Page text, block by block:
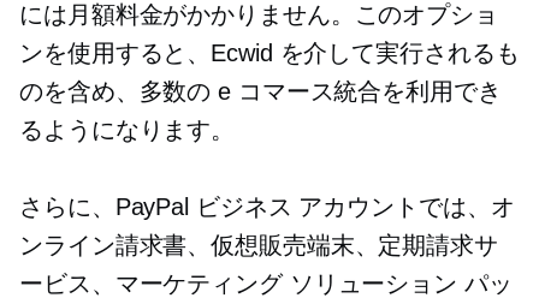
には月額料金がかかりません。このオプショ
ンを使用すると、Ecwid を介して実行されるも
のを含め、多数の e コマース統合を利用でき
るようになります。
さらに、PayPal ビジネス アカウントでは、オ
ンライン請求書、仮想販売端末、定期請求サ
ービス、マーケティング ソリューション パッ